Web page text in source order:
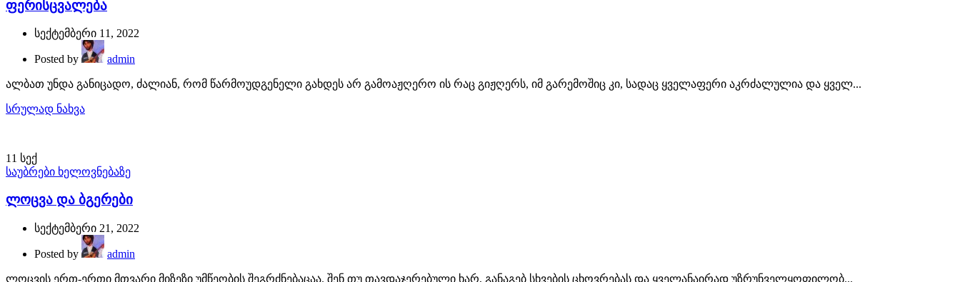
ფერისცვალება
სექტემბერი 11, 2022
Posted by admin
ალბათ უნდა განიცადო, ძალიან, რომ წარმოუდგენელი გახდეს არ გამოაჟღერო ის რაც გიჟღერს, იმ გარემოშიც კი, სადაც ყველაფერი აკრძალულია და ყველ...
სრულად ნახვა
11 სექ
საუბრები ხელოვნებაზე
ლოცვა და ბგერები
სექტემბერი 21, 2022
Posted by admin
ლოცვის ერთ-ერთი მთვარი მიზეზი უმწეობის შეგრძნებაცაა. შენ თუ თავდაჯერებული ხარ, განაგებ სხვების ცხოვრებას და ყველანაირად უზრუნველყოფილობ...